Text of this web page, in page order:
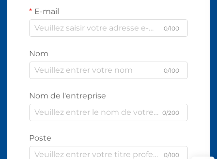
E-mail
0/100
Nom
0/100
Nom de l'entreprise
0/200
Poste
0/100